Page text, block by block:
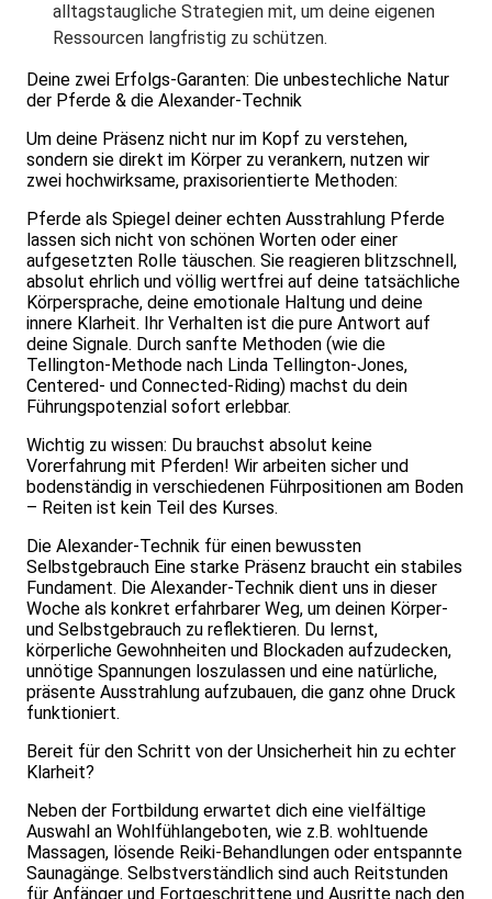
alltagstaugliche Strategien mit, um deine eigenen
Ressourcen langfristig zu schützen.
Deine zwei Erfolgs-Garanten: Die unbestechliche Natur
der Pferde & die Alexander-Technik
Um deine Präsenz nicht nur im Kopf zu verstehen,
sondern sie direkt im Körper zu verankern, nutzen wir
zwei hochwirksame, praxisorientierte Methoden:
Pferde als Spiegel deiner echten Ausstrahlung Pferde
lassen sich nicht von schönen Worten oder einer
aufgesetzten Rolle täuschen. Sie reagieren blitzschnell,
absolut ehrlich und völlig wertfrei auf deine tatsächliche
Körpersprache, deine emotionale Haltung und deine
innere Klarheit. Ihr Verhalten ist die pure Antwort auf
deine Signale. Durch sanfte Methoden (wie die
Tellington-Methode nach Linda Tellington-Jones,
Centered- und Connected-Riding) machst du dein
Führungspotenzial sofort erlebbar.
Wichtig zu wissen: Du brauchst absolut keine
Vorerfahrung mit Pferden! Wir arbeiten sicher und
bodenständig in verschiedenen Führpositionen am Boden
– Reiten ist kein Teil des Kurses.
Die Alexander-Technik für einen bewussten
Selbstgebrauch Eine starke Präsenz braucht ein stabiles
Fundament. Die Alexander-Technik dient uns in dieser
Woche als konkret erfahrbarer Weg, um deinen Körper-
und Selbstgebrauch zu reflektieren. Du lernst,
körperliche Gewohnheiten und Blockaden aufzudecken,
unnötige Spannungen loszulassen und eine natürliche,
präsente Ausstrahlung aufzubauen, die ganz ohne Druck
funktioniert.
Bereit für den Schritt von der Unsicherheit hin zu echter
Klarheit?
Neben der Fortbildung erwartet dich eine vielfältige
Auswahl an Wohlfühlangeboten, wie z.B. wohltuende
Massagen, lösende Reiki-Behandlungen oder entspannte
Saunagänge. Selbstverständlich sind auch Reitstunden
für Anfänger und Fortgeschrittene und Ausritte nach den